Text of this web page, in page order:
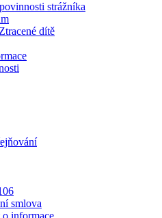
strážníka
dítě
smlova
o informace